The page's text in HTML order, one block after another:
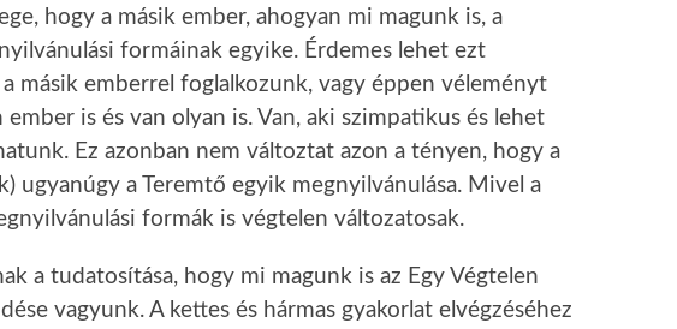
hogy a másik ember, ahogyan mi magunk is, a
formáinak egyike. Érdemes lehet ezt
másik emberrel foglalkozunk, vagy éppen véleményt
is és van olyan is. Van, aki szimpatikus és lehet
Ez azonban nem változtat azon a tényen, hogy a
ugyanúgy a Teremtő egyik megnyilvánulása. Mivel a
formák is végtelen változatosak.
a tudatosítása, hogy mi magunk is az Egy Végtelen
vagyunk. A kettes és hármas gyakorlat elvégzéséhez